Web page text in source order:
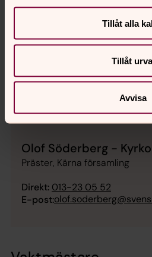
Tillåt alla
Tillåt
Avvisa
Olof Söderberg -
Präster, Kärna församling
Direkt: 013-23 05 52
E-post: